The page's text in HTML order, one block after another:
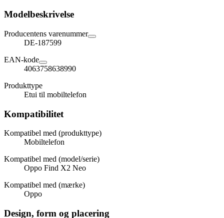
Modelbeskrivelse
Producentens varenummer
DE-187599
EAN-kode
4063758638990
Produkttype
Etui til mobiltelefon
Kompatibilitet
Kompatibel med (produkttype)
Mobiltelefon
Kompatibel med (model/serie)
Oppo Find X2 Neo
Kompatibel med (mærke)
Oppo
Design, form og placering